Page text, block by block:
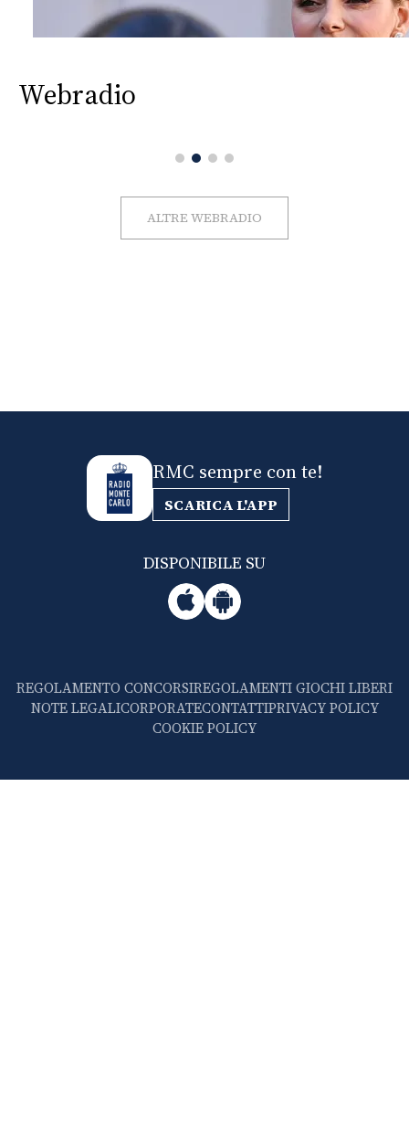
Webradio
ALTRE WEBRADIO
RMC sempre con te!
SCARICA L'APP
DISPONIBILE SU
REGOLAMENTO CONCORSIREGOLAMENTI GIOCHI LIBERI
NOTE LEGALICORPORATECONTATTIPRIVACY POLICY
COOKIE POLICY